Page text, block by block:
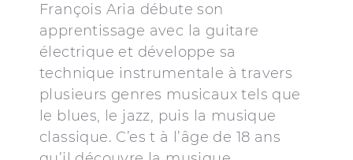
François Aria débute son
apprentissage avec la guitare
électrique et développe sa
technique instrumentale à travers
plusieurs genres musicaux tels que
le blues, le jazz, puis la musique
classique. C’es t à l’âge de 18 ans